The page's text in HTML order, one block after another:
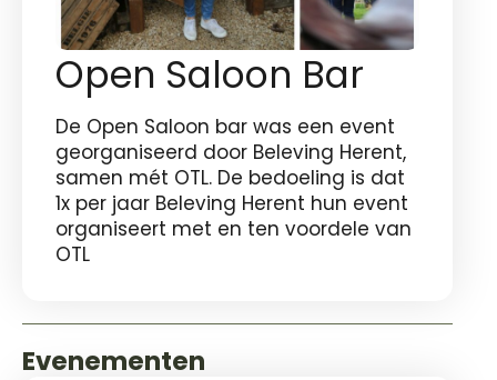
Open Saloon Bar
De Open Saloon bar was een event
georganiseerd door Beleving Herent,
samen mét OTL. De bedoeling is dat
1x per jaar Beleving Herent hun event
organiseert met en ten voordele van
OTL
Evenementen